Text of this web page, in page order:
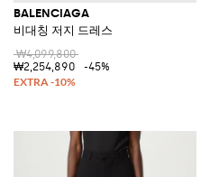
BALENCIAGA
비대칭 저지 드레스
₩4,099,800
₩2,254,890
-45%